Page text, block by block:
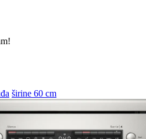
širine 60 cm